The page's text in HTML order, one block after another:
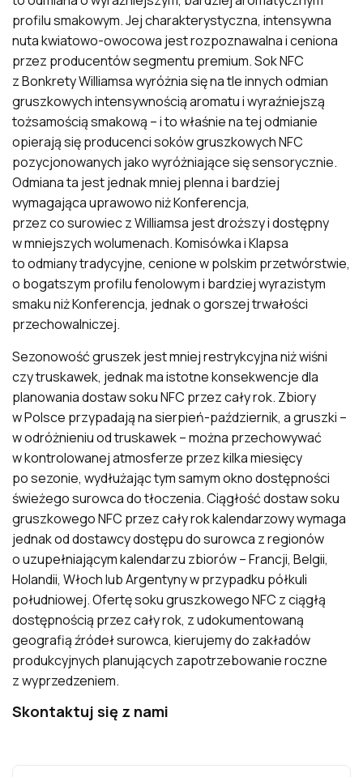
profilu smakowym. Jej charakterystyczna, intensywna
nuta kwiatowo-owocowa jest rozpoznawalna i ceniona
przez producentów segmentu premium. Sok NFC
z Bonkrety Williamsa wyróżnia się na tle innych odmian
gruszkowych intensywnością aromatu i wyraźniejszą
tożsamością smakową – i to właśnie na tej odmianie
opierają się producenci soków gruszkowych NFC
pozycjonowanych jako wyróżniające się sensorycznie.
Odmiana ta jest jednak mniej plenna i bardziej
wymagająca uprawowo niż Konferencja,
przez co surowiec z Williamsa jest droższy i dostępny
w mniejszych wolumenach. Komisówka i Klapsa
to odmiany tradycyjne, cenione w polskim przetwórstwie,
o bogatszym profilu fenolowym i bardziej wyrazistym
smaku niż Konferencja, jednak o gorszej trwałości
przechowalniczej.
Sezonowość gruszek jest mniej restrykcyjna niż wiśni
czy truskawek, jednak ma istotne konsekwencje dla
planowania dostaw soku NFC przez cały rok. Zbiory
w Polsce przypadają na sierpień-październik, a gruszki –
w odróżnieniu od truskawek – można przechowywać
w kontrolowanej atmosferze przez kilka miesięcy
po sezonie, wydłużając tym samym okno dostępności
świeżego surowca do tłoczenia. Ciągłość dostaw soku
gruszkowego NFC przez cały rok kalendarzowy wymaga
jednak od dostawcy dostępu do surowca z regionów
o uzupełniającym kalendarzu zbiorów – Francji, Belgii,
Holandii, Włoch lub Argentyny w przypadku półkuli
południowej. Ofertę soku gruszkowego NFC z ciągłą
dostępnością przez cały rok, z udokumentowaną
geografią źródeł surowca, kierujemy do zakładów
produkcyjnych planujących zapotrzebowanie roczne
z wyprzedzeniem.
Skontaktuj się z nami